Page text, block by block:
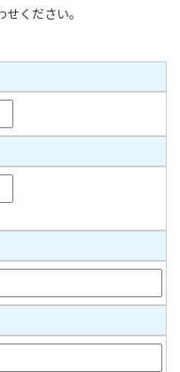
ください。